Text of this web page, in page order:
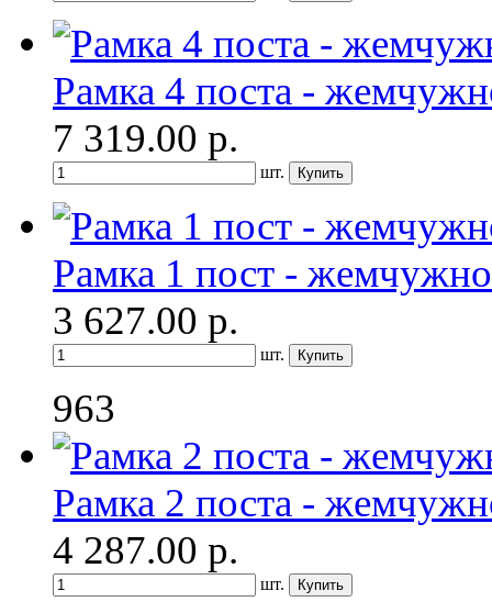
Рамка 4 поста -
7 319.00 р.
шт.
Рамка 1 пост -
3 627.00 р.
шт.
963
Рамка 2 поста -
4 287.00 р.
шт.